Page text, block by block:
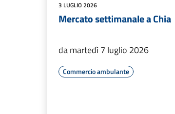
3 LUGLIO 2026
Mercato settimanale a Chia
da martedì 7 luglio 2026
Commercio ambulante